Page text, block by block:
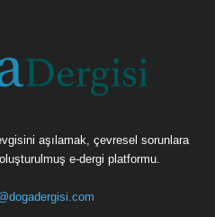
aşılamak, çevresel sorunlara
e-dergi platformu.